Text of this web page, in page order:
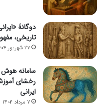
دوگانهٔ
تاریخی،
۲۷ شهریور ۱۴۰۴
سامانه هوش
رخشای
ایرانی
۷ مرداد ۱۴۰۴